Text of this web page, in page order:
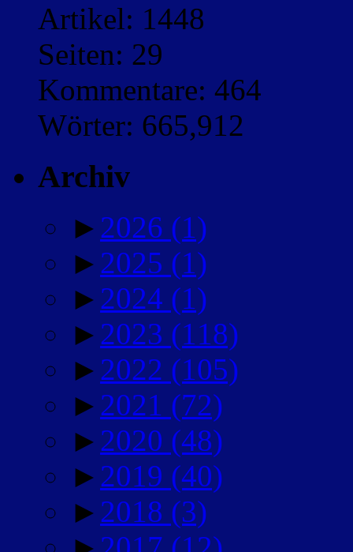
Artikel: 1448
Seiten: 29
Kommentare: 464
Wörter: 665,912
Archiv
► 2026 (1)
► 2025 (1)
► 2024 (1)
► 2023 (118)
► 2022 (105)
► 2021 (72)
► 2020 (48)
► 2019 (40)
► 2018 (3)